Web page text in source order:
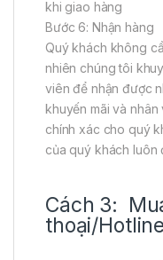
khi giao hàng
Bước 6: Nhận hàng
Quý khách không
nhiên chúng tôi
viên để nhận được
khuyến mãi và
chính xác cho quý
của quý khách luôn
Cách 3:
thoại/